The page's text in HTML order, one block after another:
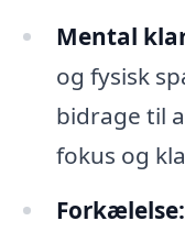
Mental
og fysisk
bidrage til
fokus og
Forkælelse: